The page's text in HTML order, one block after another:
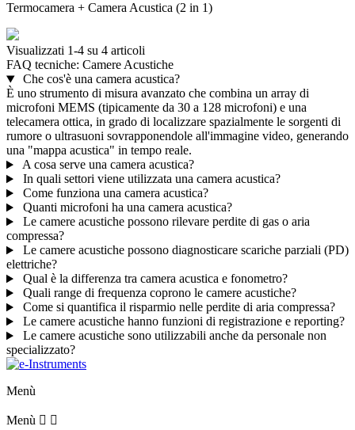
Termocamera + Camera Acustica (2 in 1)
Visualizzati 1-4 su 4 articoli
FAQ tecniche: Camere Acustiche
Che cos'è una camera acustica?
È uno strumento di misura avanzato che combina un array di
microfoni MEMS (tipicamente da 30 a 128 microfoni) e una
telecamera ottica, in grado di localizzare spazialmente le sorgenti di
rumore o ultrasuoni sovrapponendole all'immagine video, generando
una "mappa acustica" in tempo reale.
A cosa serve una camera acustica?
In quali settori viene utilizzata una camera acustica?
Come funziona una camera acustica?
Quanti microfoni ha una camera acustica?
Le camere acustiche possono rilevare perdite di gas o aria
compressa?
Le camere acustiche possono diagnosticare scariche parziali (PD)
elettriche?
Qual è la differenza tra camera acustica e fonometro?
Quali range di frequenza coprono le camere acustiche?
Come si quantifica il risparmio nelle perdite di aria compressa?
Le camere acustiche hanno funzioni di registrazione e reporting?
Le camere acustiche sono utilizzabili anche da personale non
specializzato?
Menù
Menù  